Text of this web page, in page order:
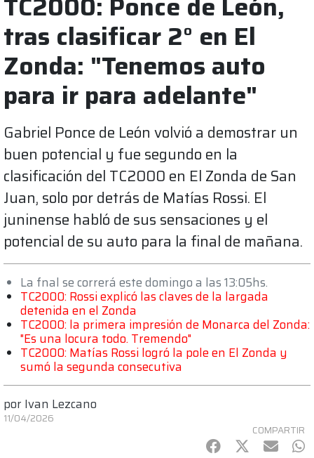
tras clasificar 2° en El
Zonda: "Tenemos auto
para ir para adelante"
Gabriel Ponce de León volvió a demostrar un
buen potencial y fue segundo en la
clasificación del TC2000 en El Zonda de San
Juan, solo por detrás de Matías Rossi. El
juninense habló de sus sensaciones y el
potencial de su auto para la final de mañana.
La fnal se correrá este domingo a las 13:05hs.
TC2000: Rossi explicó las claves de la largada
detenida en el Zonda
TC2000: la primera impresión de Monarca del Zonda:
"Es una locura todo. Tremendo"
TC2000: Matías Rossi logró la pole en El Zonda y
sumó la segunda consecutiva
por Ivan Lezcano
11/04/2026
COMPARTIR
Facebook
Twitter
mail